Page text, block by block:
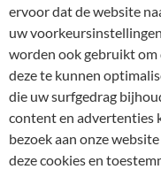
ervoor dat de website
uw
worden ook gebruikt om
deze te kunnen
die uw surfgedrag
content en advertenties
bezoek aan onze
deze cookies en